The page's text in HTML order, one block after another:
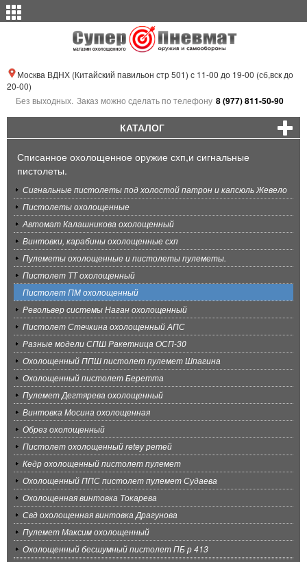
Москва ВДНХ (Китайский павильон стр 501) с 11-00 до 19-00 (сб,вск до
20-00)
Без выходных. Заказ можно сделать по телефону 8 (977) 811-50-90
КАТАЛОГ
Списанное охолощенное оружие схп,и сигнальные
пистолеты.
Сигнальные пистолеты под холостой патрон и капсюль Жевело
Пистолеты охолощенные
Автомат Калашникова охолощенный
Винтовки, карабины охолощенные схп
Пулеметы охолощенные и пистолеты пулеметы.
Пистолет ТТ охолощенный
Пистолет ПМ охолощенный
Револьвер системы Наган охолощенный
Пистолет Стечкина охолощенный АПС
Разные модели СПШ Ракетница ОСП-30
Охолощенный ППШ пистолет пулемет Шпагина
Охолощенный пистолет Беретта
Пулемет Дегтярева охолощенный
Винтовка Мосина охолощенная
Обрез охолощенный
Пистолет охолощенный retey ретей
Кедр охолощенный пистолет пулемет
Охолощенный ППС пистолет пулемет Судаева
Охолощенная винтовка Токарева
Свд охолощенная винтовка Драгунова
Пулемет Максим охолощенный
Охолощенный бесшумный пистолет ПБ р 413